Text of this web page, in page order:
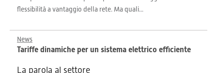
flessibilità a vantaggio della rete. Ma quali...
News
Tariffe dinamiche per un sistema elettrico efficiente
La parola al settore